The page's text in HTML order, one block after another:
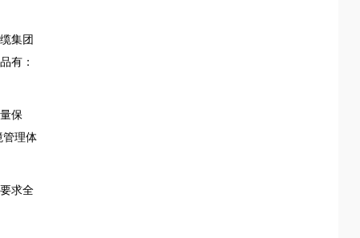
集团
有：
保
管理体
求全